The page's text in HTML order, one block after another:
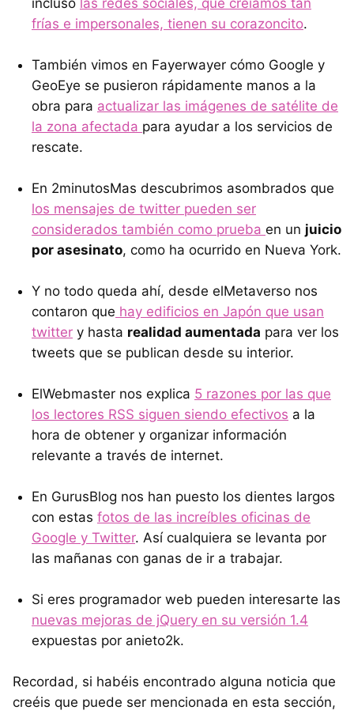
incluso las redes sociales, que creíamos tan
frías e impersonales, tienen su corazoncito.
También vimos en Fayerwayer cómo Google y
GeoEye se pusieron rápidamente manos a la
obra para actualizar las imágenes de satélite de
la zona afectada para ayudar a los servicios de
rescate.
En 2minutosMas descubrimos asombrados que
los mensajes de twitter pueden ser
considerados también como prueba en un juicio
por asesinato, como ha ocurrido en Nueva York.
Y no todo queda ahí, desde elMetaverso nos
contaron que hay edificios en Japón que usan
twitter y hasta realidad aumentada para ver los
tweets que se publican desde su interior.
ElWebmaster nos explica 5 razones por las que
los lectores RSS siguen siendo efectivos a la
hora de obtener y organizar información
relevante a través de internet.
En GurusBlog nos han puesto los dientes largos
con estas fotos de las increíbles oficinas de
Google y Twitter. Así cualquiera se levanta por
las mañanas con ganas de ir a trabajar.
Si eres programador web pueden interesarte las
nuevas mejoras de jQuery en su versión 1.4
expuestas por anieto2k.
Recordad, si habéis encontrado alguna noticia que
creéis que puede ser mencionada en esta sección,